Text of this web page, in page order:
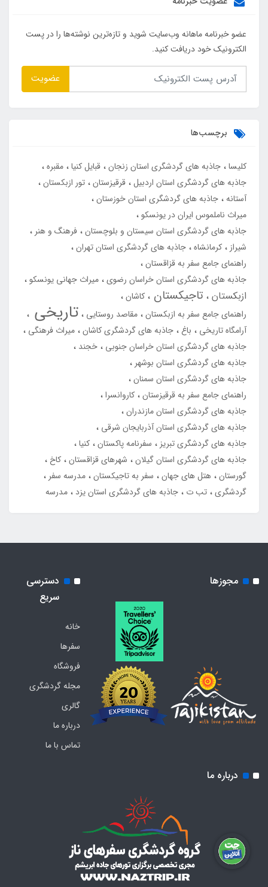
عضو خبرنامه ماهانه وب‌سایت شوید و تازه‌ترین نوشته‌ها را در پست
الکترونیک خود دریافت کنید.
عضویت
برچسب‌ها
کلیسا جاذبه های گردشگری استان زنجان قبایل کنیا مقبره
جاذبه های گردشگری استان اردبیل قرقیزستان تور ازبکستان
آستانه جاذبه های گردشگری استان خوزستان
میراث ناملموس ایران در یونسکو
جاذبه های گردشگری استان سیستان و بلوچستان فرهنگ و هنر
شیراز
کرمانشاه جاذبه های گردشگری استان تهران
راهنمای جامع سفر به قزاقستان
جاذبه های گردشگری استان خراسان رضوی میراث جهانی یونسکو
ازبکستان تاجیکستان
کاشان
راهنمای جامع سفر به ازبکستان مقاصد روستایی تاریخی
آرامگاه تاریخی باغ جاذبه های گردشگری کاشان میراث فرهنگی
جاذبه های گردشگری استان خراسان جنوبی
خجند
جاذبه های گردشگری استان بوشهر
جاذبه های گردشگری استان سمنان
راهنمای جامع سفر به قرقیزستان کاروانسرا
جاذبه های گردشگری استان مازندران
جاذبه های گردشگری استان آذربایجان شرقی
جاذبه های گردشگری تبریز
سفرنامه پاکستان کنیا
جاذبه های گردشگری استان گیلان
شهرهای قزاقستان کاخ
گورستان هتل های جهان سفر به تاجیکستان مدرسه سفر
گردشگری تب ت جاذبه های گردشگری استان یزد مدرسه
مجوزها
دسترسی
سریع
خانه
سفرها
فروشگاه
مجله گردشگری
گالری
درباره ما
تماس با ما
درباره ما